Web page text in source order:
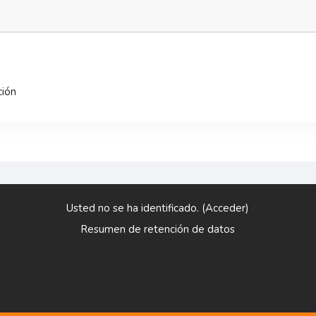
Usted no se ha identificado. (Acceder)
Resumen de retención de datos